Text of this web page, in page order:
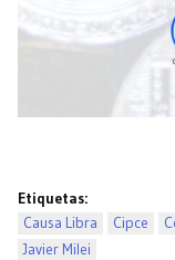
Etiquetas:
Causa Libra
Cipce
Javier Milei